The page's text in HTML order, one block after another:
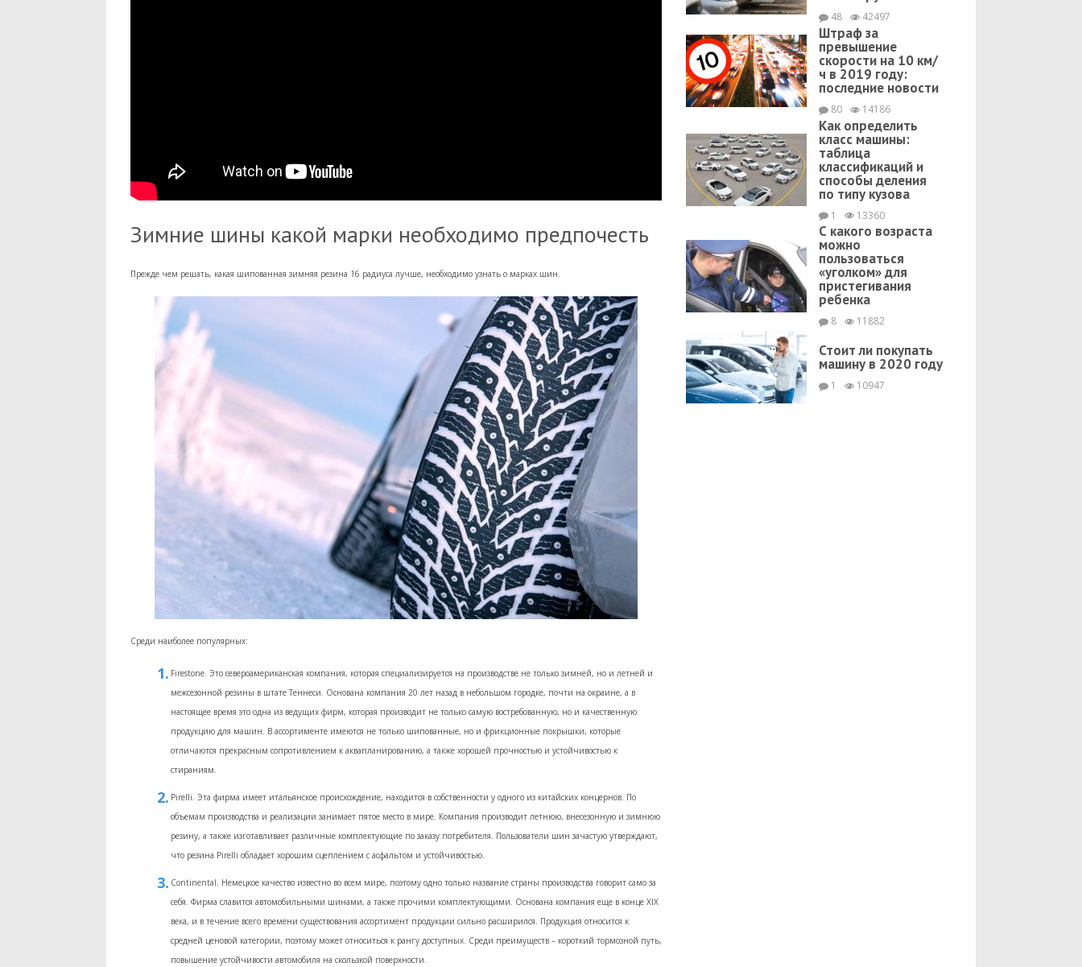
Зимние шины какой марки необходимо предпочесть
Прежде чем решать, какая шипованная зимняя резина 16 радиуса лучше, необходимо узнать о марках шин.
Среди наиболее популярных:
Firestone. Это североамериканская компания, которая специализируется на производстве не только зимней, но и летней и
межсезонной резины в штате Теннеси. Основана компания 20 лет назад в небольшом городке, почти на окраине, а в
настоящее время это одна из ведущих фирм, которая производит не только самую востребованную, но и качественную
продукцию для машин. В ассортименте имеются не только шипованные, но и фрикционные покрышки, которые
отличаются прекрасным сопротивлением к аквапланированию, а также хорошей прочностью и устойчивостью к
стираниям.
Pirelli. Эта фирма имеет итальянское происхождение, находится в собственности у одного из китайских концернов. По
объемам производства и реализации занимает пятое место в мире. Компания производит летнюю, внесезонную и зимнюю
резину, а также изготавливает различные комплектующие по заказу потребителя. Пользователи шин зачастую утверждают,
что резина Pirelli обладает хорошим сцеплением с асфальтом и устойчивостью.
Continental. Немецкое качество известно во всем мире, поэтому одно только название страны производства говорит само за
себя. Фирма славится автомобильными шинами, а также прочими комплектующими. Основана компания еще в конце XIX
века, и в течение всего времени существования ассортимент продукции сильно расширился. Продукция относится к
средней ценовой категории, поэтому может относиться к рангу доступных. Среди преимуществ – короткий тормозной путь,
повышение устойчивости автомобиля на скользкой поверхности.
48 42497
Штраф за
превышение
скорости на 10 км/
ч в 2019 году:
последние новости
80 14186
Как определить
класс машины:
таблица
классификаций и
способы деления
по типу кузова
1 13360
С какого возраста
можно
пользоваться
«уголком» для
пристегивания
ребенка
8 11882
Стоит ли покупать
машину в 2020 году
1 10947